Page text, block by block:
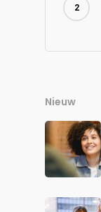
Nieuw